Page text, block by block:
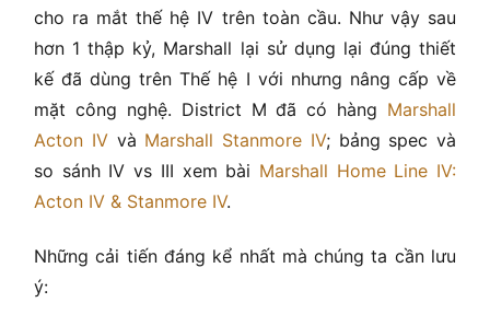
cho ra mắt thế hệ IV trên toàn cầu. Như vậy sau
hơn 1 thập kỷ, Marshall lại sử dụng lại đúng thiết
kế đã dùng trên Thế hệ I với nhưng nâng cấp về
mặt công nghệ. District M đã có hàng Marshall
Acton IVvà Marshall Stanmore IV; bảng spec và
so sánh IV vs III xem bài Marshall Home Line IV:
Acton IV & Stanmore IV.
Những cải tiến đáng kể nhất mà chúng ta cần lưu
ý: